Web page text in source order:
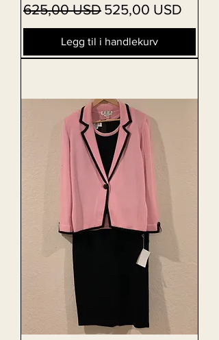
Vanlig pris
625,00 USD Salgspris
525,00 USD
Legg til i handlekurv